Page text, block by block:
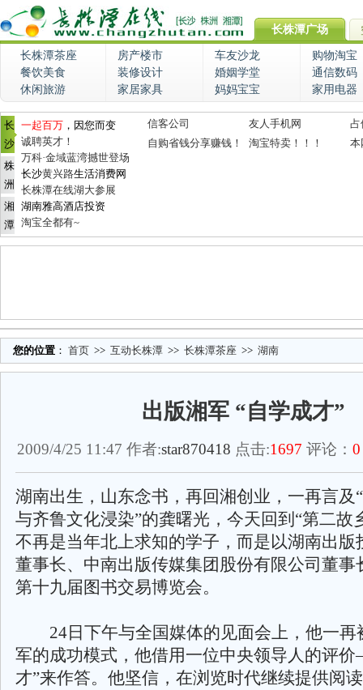
长株潭广场
长株潭茶座 房产楼市 车友沙龙
购物淘宝
餐饮美食
装修设计 婚姻学堂
通信数码
休闲旅游
家居家具 妈妈宝宝 家用电器
长
沙
株
洲
湘
潭
一起百万 ，因您而变
诚聘英才！
万科·金域蓝湾撼世登场
长沙黄兴路生活消费网
长株潭在线湖大参展
湖南雅高酒店投资
淘宝全都有~
信客公司 友人手机网
占
自购省钱分享赚钱！
淘宝特卖！！！ 本
您的位置 ： 首页 >> 互动长株潭 >> 长株潭茶座 >> 湖南
出版湘军 “自学成才”
2009/4/25 11:47 作者:star870418 点击:1697 评论： 0
湖南出生，山东念书，再回湘创业，一再言及
与齐鲁文化浸染”的龚曙光，今天回到“第二故
不再是当年北上求知的学子，而是以湖南出版
董事长、中南出版传媒集团股份有限公司董事
第十九届图书交易博览会。
24日下午与全国媒体的见面会上，他一再
军的成功模式，他借用一位中央领导人的评
才”来作答。他坚信，在浏览时代继续提供阅